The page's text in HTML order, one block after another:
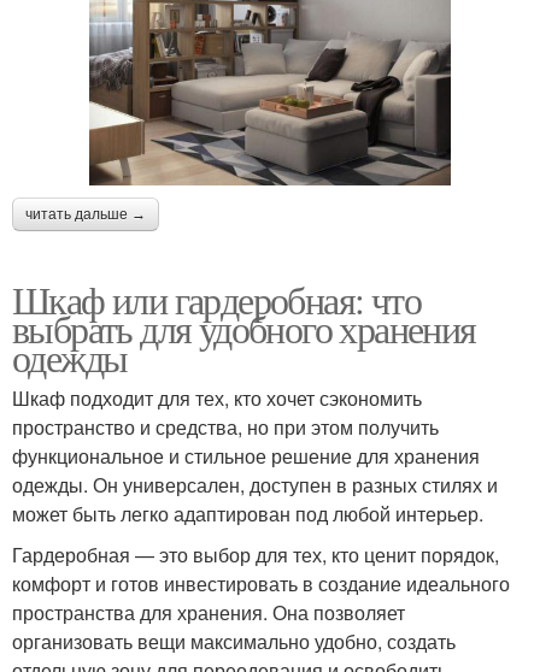
читать дальше →
Шкаф или гардеробная: что
выбрать для удобного хранения
одежды
Шкаф подходит для тех, кто хочет сэкономить
пространство и средства, но при этом получить
функциональное и стильное решение для хранения
одежды. Он универсален, доступен в разных стилях и
может быть легко адаптирован под любой интерьер.
Гардеробная — это выбор для тех, кто ценит порядок,
комфорт и готов инвестировать в создание идеального
пространства для хранения. Она позволяет
организовать вещи максимально удобно, создать